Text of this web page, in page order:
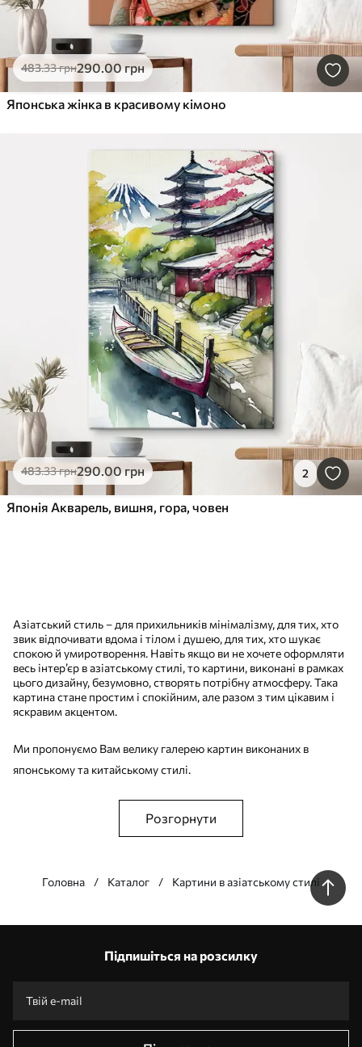
483.33грн290.00грн
Японська жінка в красивому кімоно
483.33грн290.00грн 2
Японія Акварель, вишня, гора, човен
Азіатський стиль – для прихильників мінімалізму, для тих, хто
звик відпочивати вдома і тілом і душею, для тих, хто шукає
спокою й умиротворення. Навіть якщо ви не хочете оформляти
весь інтер’єр в азіатському стилі, то картини, виконані в рамках
цього дизайну, безумовно, створять потрібну атмосферу. Така
картина стане простим і спокійним, але разом з тим цікавим і
яскравим акцентом.
Ми пропонуємо Вам велику галерею картин виконаних в
японському та китайському стилі.
Розгорнути
Головна Каталог Картини в азіатському стилі
Виготовлення за індивідуальними розмірами
Промокоди зі знижками до замовлення!
Підпишіться на розсилку